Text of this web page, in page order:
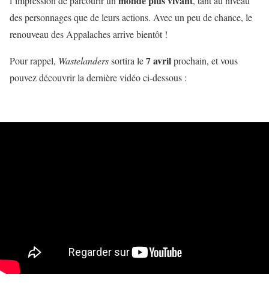
des personnages que de leurs actions. Avec un peu de chance, le
renouveau des Appalaches arrive bientôt !
Pour rappel, Wastelanderssortira le7 avrilprochain, et vous
pouvez découvrir la dernière vidéo ci-dessous :